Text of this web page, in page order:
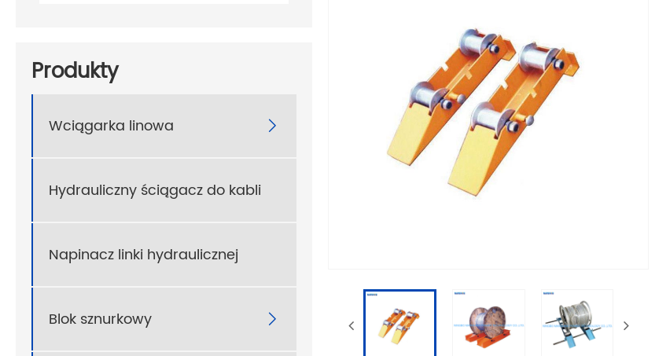
Produkty
Wciągarka linowa 
Hydrauliczny ściągacz do kabli
Napinacz linki hydraulicznej
Blok sznurkowy 